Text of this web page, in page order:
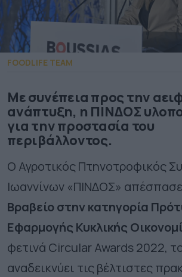
FOODLIFE TEAM
Με συνέπεια προς την
ανάπτυξη, η ΠΙΝΔΟΣ
για την προστασία του
περιβάλλοντος.
O Αγροτικός Πτηνοτροφικός
Ιωαννίνων «ΠΙΝΔΟΣ» απέσπασε
Βραβείο στην κατηγορία
Εφαρμογής Κυκλικής
φετινά Circular Awards 2022,
αναδεικνύει τις βέλτιστες